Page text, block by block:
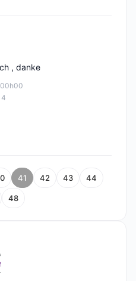
, danke
41 42 43 44
48